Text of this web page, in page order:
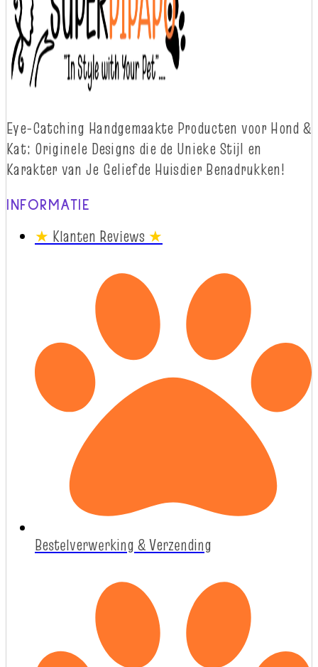
Eye-Catching Handgemaakte Producten voor Hond &
Kat: Originele Designs die de Unieke Stijl en
Karakter van Je Geliefde Huisdier Benadrukken!
INFORMATIE
★ Klanten Reviews ★
Bestelverwerking & Verzending